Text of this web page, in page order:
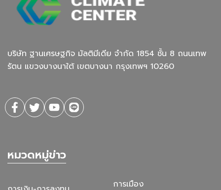
บริษัท ฐานเศรษฐกิจ มัลติมีเดีย จํากัด 1854 ชั้น 8 ถนนเทพ
รัตน แขวงบางนาใต้ เขตบางนา กรุงเทพฯ 10260
หมวดหมู่ข่าว
การเมือง